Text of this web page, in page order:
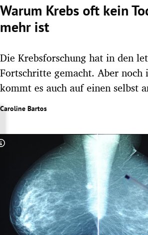
Untermenü
Untermenü
Untermenü
Untermenü
Untermenü
Untermenü
Warum Krebs oft kein
mehr ist
Die Krebsforschung hat in den
Fortschritte gemacht. Aber noch
kommt es auch auf einen selbst
Caroline Bartos
Copyright-Hinweis öffnen/schließen